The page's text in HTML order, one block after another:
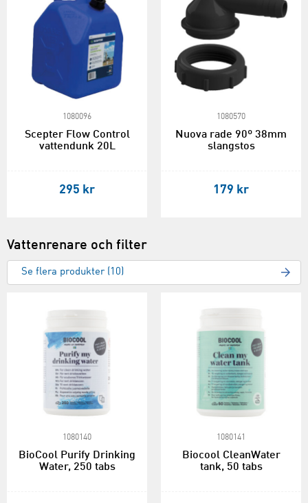
1080096
Scepter Flow Control
vattendunk 20L
295 kr
1080570
Nuova rade 90º 38mm
slangstos
179 kr
Vattenrenare och filter
Se flera produkter (10)
1080140
BioCool Purify Drinking
Water, 250 tabs
1080141
Biocool CleanWater
tank, 50 tabs